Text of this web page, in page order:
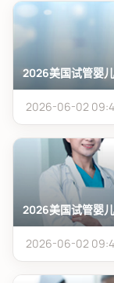
2026美国试管婴
2026-06-02
2026美国试管婴
2026-06-02